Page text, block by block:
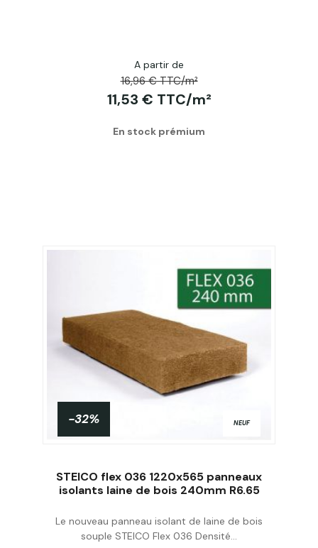
A partir de
16,96 € TTC/m²
11,53 € TTC/m²
En stock prémium
Acheter
-32% NEUF
STEICO flex 036 1220x565 panneaux
isolants laine de bois 240mm R6.65
Le nouveau panneau isolant de laine de bois
souple STEICO Flex 036 Densité...